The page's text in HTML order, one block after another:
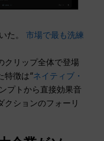
た。市場で最も洗練
クリップ全体で登場
特徴は“ネイティブ・
プトから直接効果音
クションのフォーリ